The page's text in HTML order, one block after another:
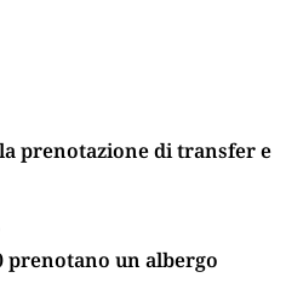
prenotazione di transfer e
un albergo